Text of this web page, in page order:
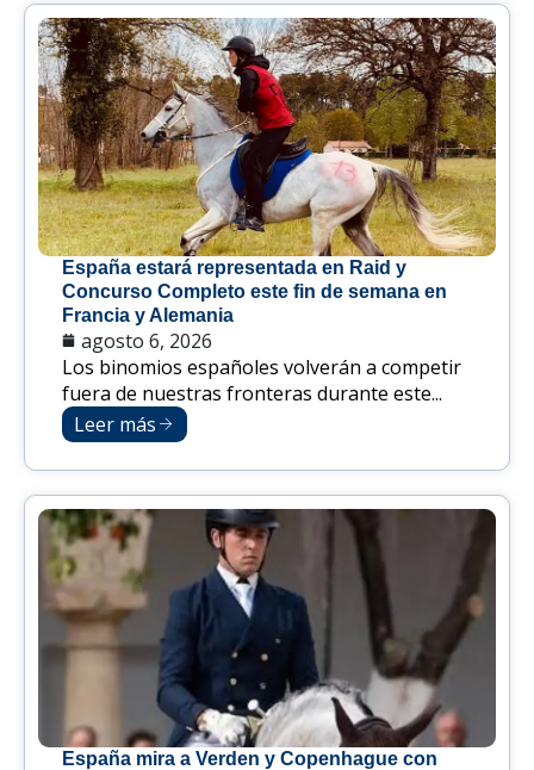
España estará representada en Raid y
Concurso Completo este fin de semana en
Francia y Alemania
agosto 6, 2026
Los binomios españoles volverán a competir
fuera de nuestras fronteras durante este...
Leer más
España mira a Verden y Copenhague con